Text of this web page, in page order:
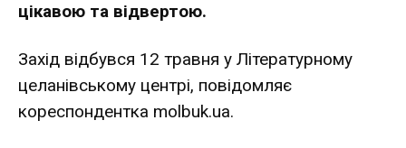
цікавою та відвертою.
Захід відбувся 12 травня у Літературному
целанівському центрі, повідомляє
кореспондентка molbuk.ua.